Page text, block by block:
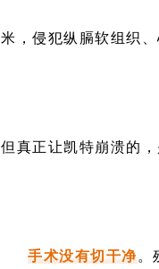
米，侵犯纵膈软组织、
但真正让凯特崩溃的
手术没有切干净。